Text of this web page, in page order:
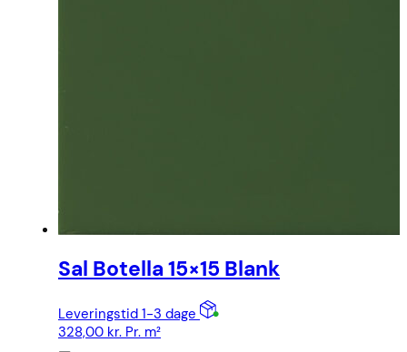
Sal Botella 15×15 Blank
Leveringstid 1-3 dage
328,00 kr. Pr. m²